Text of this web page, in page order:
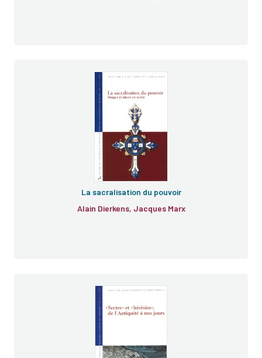
La sacralisation du pouvoir
Alain Dierkens, Jacques Marx
Le pouvoir et le sacré